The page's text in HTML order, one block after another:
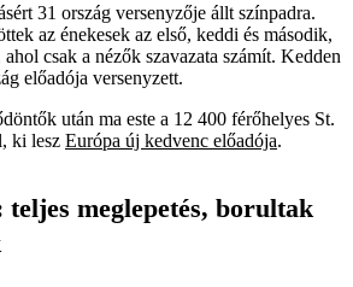
31 ország versenyzője állt színpadra.
az énekesek az első, keddi és második,
csak a nézők szavazata számít. Kedden
előadója versenyzett.
után ma este a 12 400 férőhelyes St.
ki lesz Európa új kedvenc előadója.
meglepetés, borultak